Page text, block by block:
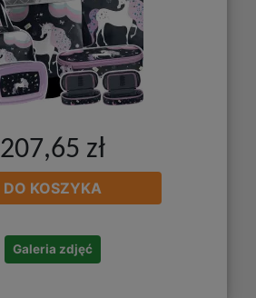
207,65 zł
DO KOSZYKA
Galeria zdjęć